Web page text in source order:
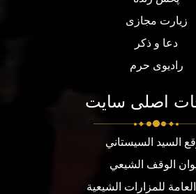
زیارت مجازی
دعا و ذکر
رادیوی حرم
اصلی سایت
السيد السيستاني
الوقف الشيعي
العامة للمزارات الشيعية